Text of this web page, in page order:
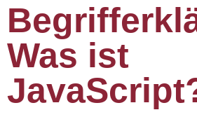
Was ist